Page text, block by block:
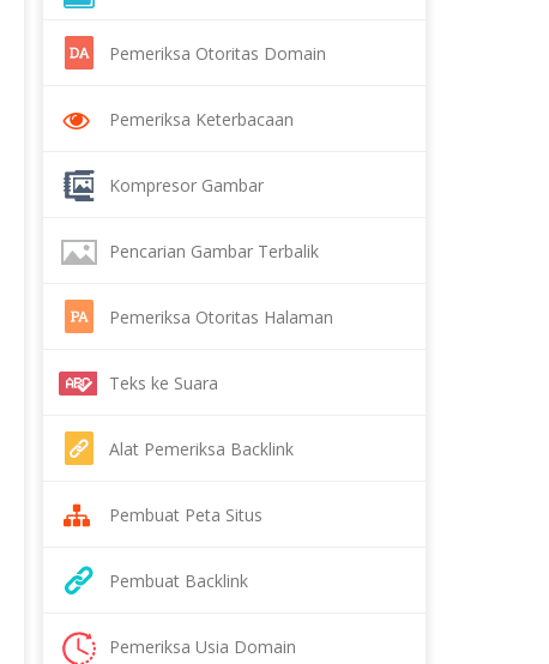
Pemeriksa Otoritas Domain
Pemeriksa Keterbacaan
Kompresor Gambar
Pencarian Gambar Terbalik
Pemeriksa Otoritas Halaman
Teks ke Suara
Alat Pemeriksa Backlink
Pembuat Peta Situs
Pembuat Backlink
Pemeriksa Usia Domain